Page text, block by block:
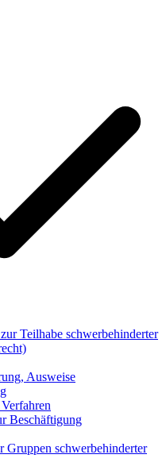
Teilhabe schwerbehinderter
Ausweise
Beschäftigung
Gruppen schwerbehinderter